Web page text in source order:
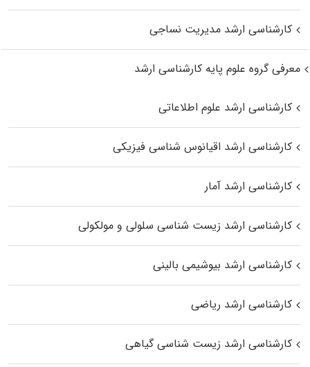
کارشناسی ارشد مدیریت نساجی
معرفی گروه علوم پایه کارشناسی ارشد
کارشناسی ارشد علوم اطلاعاتی
کارشناسی ارشد اقیانوس‌ شناسی فیزیکی
کارشناسی ارشد آمار
کارشناسی ارشد زیست شناسی سلولی و مولکولی
کارشناسی ارشد بیوشیمی بالینی
کارشناسی ارشد ریاضی
کارشناسی ارشد زیست‌ شناسی گیاهی